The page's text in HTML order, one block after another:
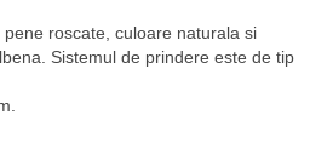
roscate, culoare naturala si
Sistemul de prindere este de tip